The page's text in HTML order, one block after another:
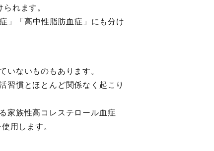
れます。
」「高中性脂肪血症」にも分け
いないものもあります。
習慣とほとんど関係なく起こり
家族性高コレステロール血症
用します。